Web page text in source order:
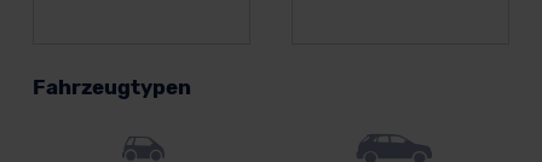
Fahrzeugtypen